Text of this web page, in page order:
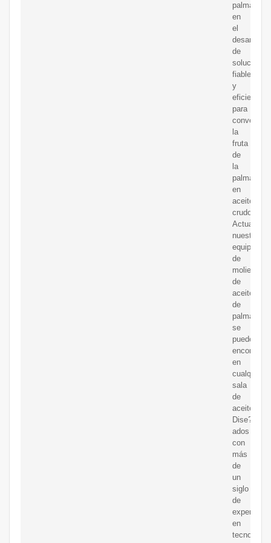
palma
en
el
desarrollo
de
soluciones
fiables
y
eficientes
para
convertir
la
fruta
de
la
palma
en
aceite
crudo.
nuestro
equipo
de
molienda
de
aceite
de
palma
se
puede
encontrar
en
cualquier
sala
de
aceite.
Dise?
ados
con
más
de
un
siglo
de
en
tecnología